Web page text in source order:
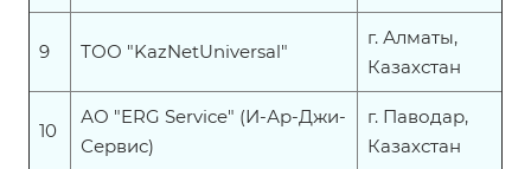
9 ТОО "KazNetUniversal"
г. Алматы,
Казахстан
10
АО "ERG Service" (И-Ар-Джи-
Сервис)
г. Паводар,
Казахстан